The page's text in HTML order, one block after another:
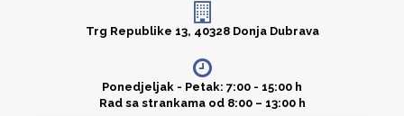
Trg Republike 13, 40328 Donja Dubrava
Ponedjeljak - Petak: 7:00 - 15:00 h
Rad sa strankama od 8:00 – 13:00 h